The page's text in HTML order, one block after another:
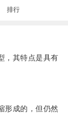
排行
其特点是具有
成的，但仍然